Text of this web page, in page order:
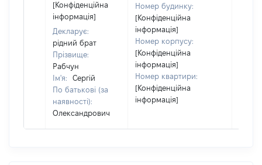
[Конфіденційна
інформація]
Декларує:
рідний брат
Прізвище:
Рабчун
Ім'я:
Сергій
По батькові (за
наявності):
Олександрович
Номер будинку:
[Конфіденційна
інформація]
Номер корпусу:
[Конфіденційна
інформація]
Номер квартири:
[Конфіденційна
інформація]